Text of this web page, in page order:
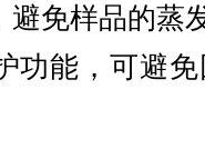
避免样品的蒸
功能，可避